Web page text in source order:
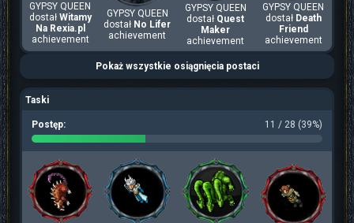
GYPSY QUEEN
dostał Witamy
Na Rexia.pl
achievement
GYPSY QUEEN
dostał No Lifer
achievement
GYPSY QUEEN
dostał Quest
Maker
achievement
GYPSY QUEEN
dostał Death
Friend
achievement
Pokaż wszystkie osiągnięcia postaci
Taski
Postęp: 11 / 28 (39%)